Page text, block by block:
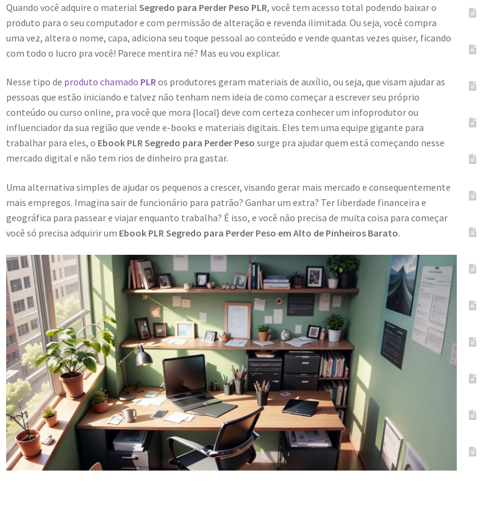
Quando você adquire o material Segredo para Perder Peso PLR, você tem acesso total podendo baixar o
produto para o seu computador e com permissão de alteração e revenda ilimitada. Ou seja, você compra
uma vez, altera o nome, capa, adiciona seu toque pessoal ao conteúdo e vende quantas vezes quiser, ficando
com todo o lucro pra você! Parece mentira né? Mas eu vou explicar.
Nesse tipo de produto chamado PLRos produtores geram materiais de auxílio, ou seja, que visam ajudar as
pessoas que estão iniciando e talvez não tenham nem ideia de como começar a escrever seu próprio
conteúdo ou curso online, pra você que mora {local} deve com certeza conhecer um infoprodutor ou
influenciador da sua região que vende e-books e materiais digitais. Eles tem uma equipe gigante para
trabalhar para eles, o Ebook PLR Segredo para Perder Peso surge pra ajudar quem está começando nesse
mercado digital e não tem rios de dinheiro pra gastar.
Uma alternativa simples de ajudar os pequenos a crescer, visando gerar mais mercado e consequentemente
mais empregos. Imagina sair de funcionário para patrão? Ganhar um extra? Ter liberdade financeira e
geográfica para passear e viajar enquanto trabalha? É isso, e você não precisa de muita coisa para começar
você só precisa adquirir um Ebook PLR Segredo para Perder Peso em Alto de Pinheiros Barato.